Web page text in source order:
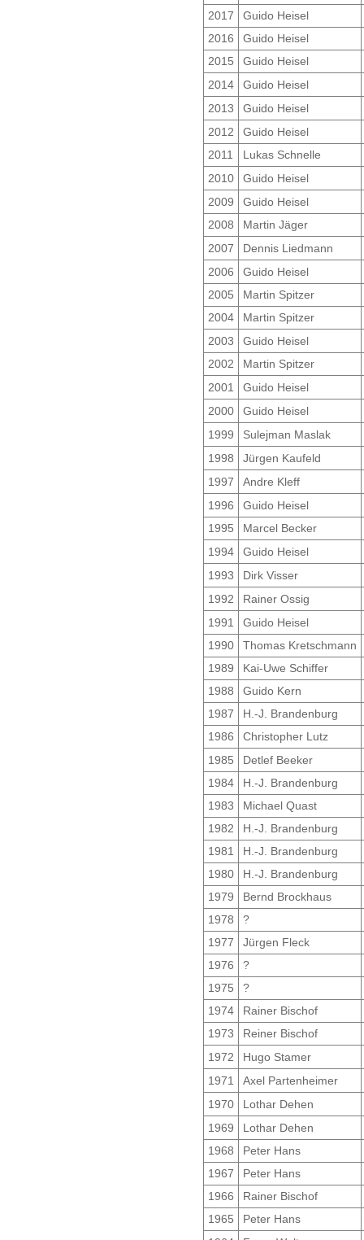
2017
Guido Heisel
2016
Guido Heisel
2015
Guido Heisel
2014
Guido Heisel
2013
Guido Heisel
2012
Guido Heisel
2011
Lukas Schnelle
2010
Guido Heisel
2009
Guido Heisel
2008
Martin Jäger
2007
Dennis Liedmann
2006
Guido Heisel
2005
Martin Spitzer
2004
Martin Spitzer
2003
Guido Heisel
2002
Martin Spitzer
2001
Guido Heisel
2000
Guido Heisel
1999
Sulejman Maslak
1998
Jürgen Kaufeld
1997
Andre Kleff
1996
Guido Heisel
1995
Marcel Becker
1994
Guido Heisel
1993
Dirk Visser
1992
Rainer Ossig
1991
Guido Heisel
1990
Thomas Kretschmann
1989
Kai-Uwe Schiffer
1988
Guido Kern
1987
H.-J. Brandenburg
1986
Christopher Lutz
1985
Detlef Beeker
1984
H.-J. Brandenburg
1983
Michael Quast
1982
H.-J. Brandenburg
1981
H.-J. Brandenburg
1980
H.-J. Brandenburg
1979
Bernd Brockhaus
1978
?
1977
Jürgen Fleck
1976
?
1975
?
1974
Rainer Bischof
1973
Reiner Bischof
1972
Hugo Stamer
1971
Axel Partenheimer
1970
Lothar Dehen
1969
Lothar Dehen
1968
Peter Hans
1967
Peter Hans
1966
Rainer Bischof
1965
Peter Hans